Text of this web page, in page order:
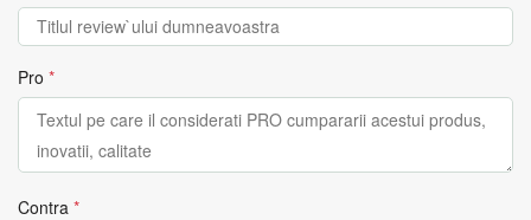
Pro *
Contra *